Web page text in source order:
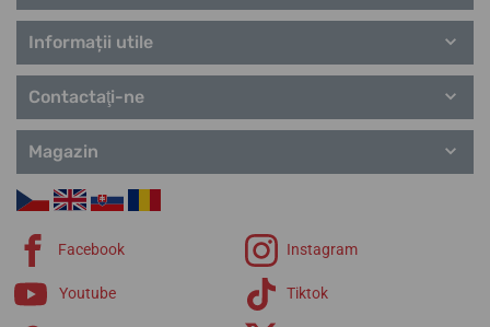
Informații utile
Contactaţi-ne
Magazin
Facebook Instagram
Youtube Tiktok